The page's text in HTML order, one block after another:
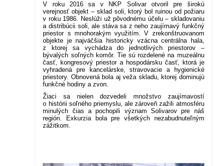
V roku 2016 sa v NKP Solivar otvoril pre širokú
verejnosť objekt – sklad soli, ktorý bol ruinou od požiaru
v roku 1986. Neslúži už pôvodnému účelu – skladovaniu
a distribúcii soli, ale stáva sa z neho zaujímavý funkčný
priestor s mnohorakým využitím. V zrekonštruovanom
objekte je najväčšia historicky vzácna centrálna hala,
z ktorej sa vychádza do jednotlivých priestorov –
bývalých soľných komôr. Tie sú rozdelené na muzeálnu
časť, kongresový priestor a hospodársku časť, ktorá je
vyhradená pre kancelárske, stravovacie a hygienické
priestory. Obnovená bola aj veža skladu, ktorej dominujú
funkčné hodiny a zvon.
Žiaci sa nielen dozvedeli množstvo zaujímavostí
o histórii soľného priemyslu, ale zároveň zažili atmosféru
minulých čias a pochopili význam Solivarov pre náš
región. Exkurzia bola pre všetkých nezabudnuteľným
zážitkom.